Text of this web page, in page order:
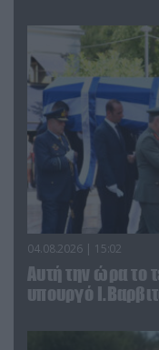
04.08.2026 | 15:02
Αυτή την ώρα το
υπουργό